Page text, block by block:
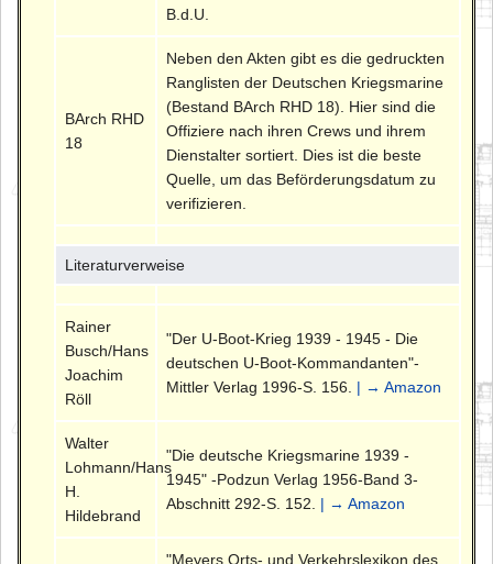
B.d.U.
BArch RHD
18
Neben den Akten gibt es die gedruckten
Ranglisten der Deutschen Kriegsmarine
(Bestand BArch RHD 18). Hier sind die
Offiziere nach ihren Crews und ihrem
Dienstalter sortiert. Dies ist die beste
Quelle, um das Beförderungsdatum zu
verifizieren.
Literaturverweise
Rainer
Busch/Hans
Joachim
Röll
"Der U-Boot-Krieg 1939 - 1945 - Die
deutschen U-Boot-Kommandanten"-
Mittler Verlag 1996-S. 156. | → Amazon
Walter
Lohmann/Hans
H.
Hildebrand
"Die deutsche Kriegsmarine 1939 -
1945" -Podzun Verlag 1956-Band 3-
Abschnitt 292-S. 152. | → Amazon
"Meyers Orts- und Verkehrslexikon des